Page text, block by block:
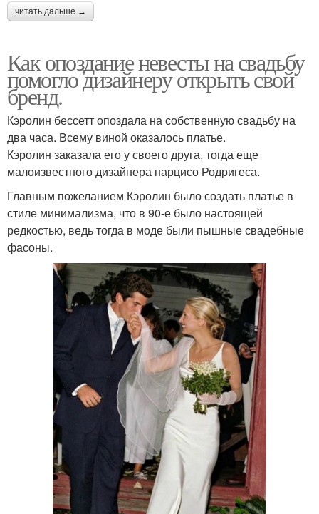
читать дальше →
Как опоздание невесты на свадьбу
помогло дизайнеру открыть свой
бренд.
Кэролин бессетт опоздала на собственную свадьбу на
два часа. Всему виной оказалось платье.
Кэролин заказала его у своего друга, тогда еще
малоизвестного дизайнера нарцисо Родригеса.
Главным пожеланием Кэролин было создать платье в
стиле минимализма, что в 90-е было настоящей
редкостью, ведь тогда в моде были пышные свадебные
фасоны.